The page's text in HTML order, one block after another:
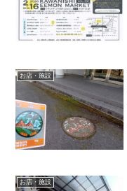
お店・施設
お店・施設